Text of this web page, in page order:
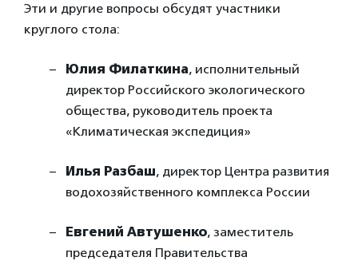
Эти и другие вопросы обсудят участники
круглого стола:
Юлия Филаткина, исполнительный
директор Российского экологического
общества, руководитель проекта
«Климатическая экспедиция»
Илья Разбаш, директор Центра развития
водохозяйственного комплекса России
Евгений Автушенко, заместитель
председателя Правительства